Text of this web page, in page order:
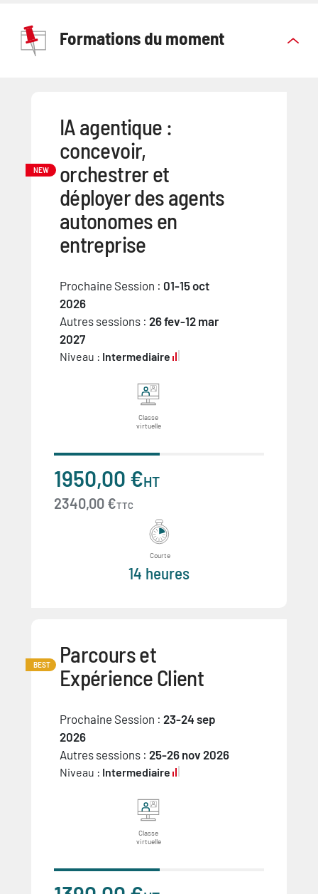
Formations du moment
NEW
IA agentique :
concevoir,
orchestrer et
déployer des agents
autonomes en
entreprise
Prochaine Session : 01-15 oct
2026
Autres sessions : 26 fev-12 mar
2027
Niveau : Intermediaire
Classe
virtuelle
1950,00 €HT
2340,00 €TTC
Courte
14 heures
BEST
Parcours et
Expérience Client
Prochaine Session : 23-24 sep
2026
Autres sessions : 25-26 nov 2026
Niveau : Intermediaire
Classe
virtuelle